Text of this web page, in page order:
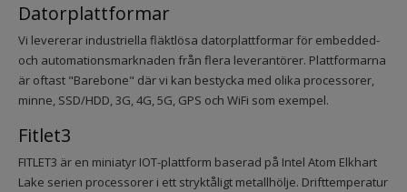
Datorplattformar
Vi levererar industriella fläktlösa datorplattformar för embedded-
och automationsmarknaden från flera leverantörer. Plattformarna
är oftast "Barebone" där vi kan bestycka med olika processorer,
minne, SSD/HDD, 3G, 4G, 5G, GPS och WiFi som exempel.
Fitlet3
FITLET3 är en miniatyr IOT-plattform baserad på Intel Atom Elkhart
Lake serien processorer i ett stryktåligt metallhölje. Drifttemperatur